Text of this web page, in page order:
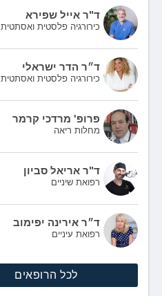
ד"ר אייל שפירא
כירורגיה פלסטית ואסתטית
ד״ר הדר ישראלי
כירורגיה פלסטית ואסתטית
פרופ' מרדכי קרמר
מחלות ריאה
ד"ר אריאל סביון
רפואת שיניים
ד״ר אירינה יפימוב
רפואת עיניים
לכל הרופאים